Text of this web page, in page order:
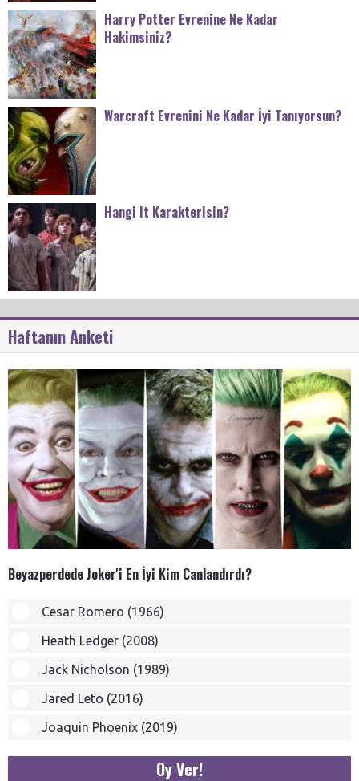
Harry Potter Evrenine Ne Kadar
Hakimsiniz?
Warcraft Evrenini Ne Kadar İyi Tanıyorsun?
Hangi It Karakterisin?
Haftanın Anketi
Beyazperdede Joker'i En İyi Kim Canlandırdı?
Cesar Romero (1966)
Heath Ledger (2008)
Jack Nicholson (1989)
Jared Leto (2016)
Joaquin Phoenix (2019)
Oy Ver!